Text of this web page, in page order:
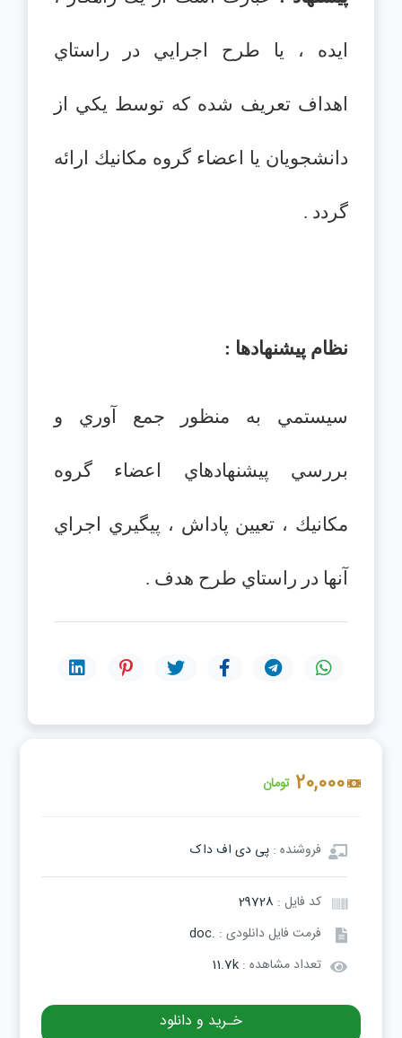
20,000 تومان
فروشنده :پی دی اف داک
کد فایل : 29728
فرمت فایل دانلودی : .doc
تعداد مشاهده :11.7k
خـرید و دانلود
ايده ، يا طرح اجرايي در راستاي
اهداف تعريف شده كه توسط يكي از
دانشجويان يا اعضاء گروه مكانيك ارائه
گردد .
نظام پيشنهادها :
سيستمي به منظور جمع آوري و
بررسي پيشنهادهاي اعضاء گروه
مكانيك ، تعيين پاداش ، پيگيري اجراي
آنها در راستاي طرح هدف .